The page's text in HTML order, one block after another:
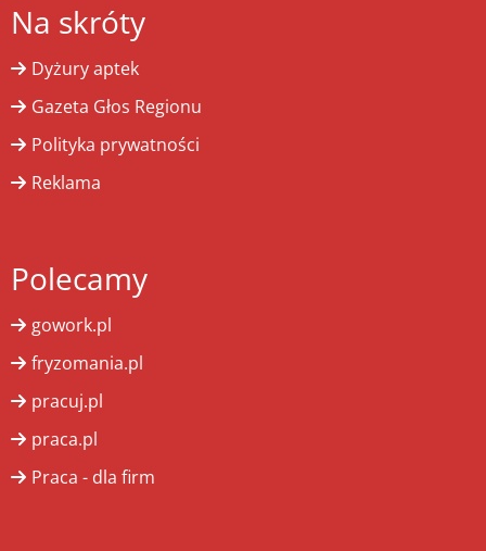
Na skróty
Dyżury aptek
Gazeta Głos Regionu
Polityka prywatności
Reklama
Polecamy
gowork.pl
fryzomania.pl
pracuj.pl
praca.pl
Praca - dla firm